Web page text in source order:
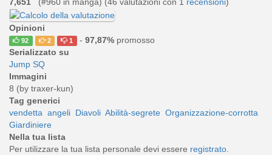
7,651
(#960 in manga) (46 valutazioni con 1 recensioni)
Opinioni
92 2 1 - 97,87%promosso
Serializzato su
Jump SQ
Immagini
8 (by traxer-kun)
Tag generici
vendetta angeli Diavoli Abilità-segrete Organizzazione-corrotta
Giardiniere
Nella tua lista
Per utilizzare la tua lista personale devi essere registrato